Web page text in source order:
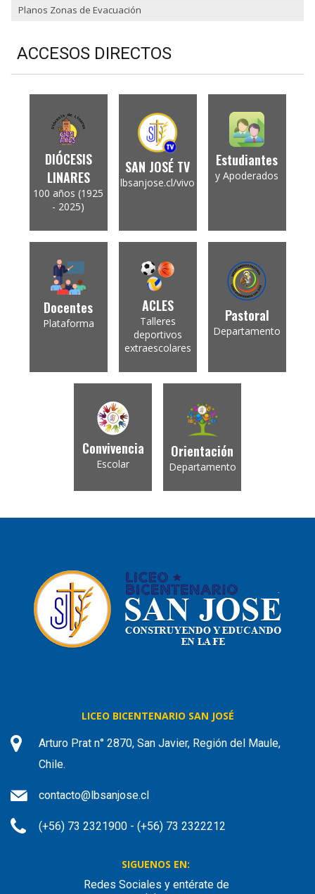
Planos Zonas de Evacuación
ACCESOS DIRECTOS
DIÓCESIS
LINARES
100 años (1925
- 2025)
SAN JOSÉ TV
lbsanjose.cl/vivo
Estudiantes
y Apoderados
Docentes
Plataforma
ACLES
Talleres
deportivos
extraescolares
Pastoral
Departamento
Convivencia
Escolar
Orientación
Departamento
LICEO BICENTENARIO SAN JOSÉ
Arturo Prat n° 2870, San Javier, Región del Maule,
Chile.
contacto@lbsanjose.cl
(+56) 73 2321900 - (+56) 73 2322212
SIGUENOS EN:
Redes Sociales y entérate de